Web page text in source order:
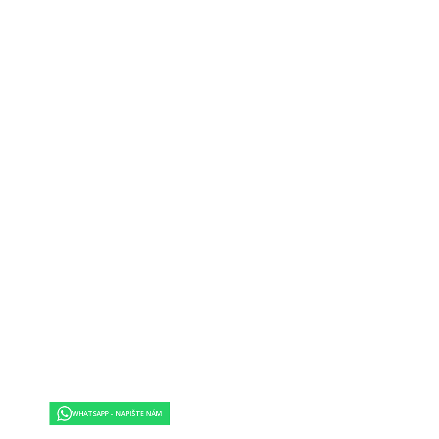
služby jsou závislé na ročním období a na místních klimatických podmínkách. Jazyky: angličtina a italština. Kreditní karty: Visa,
nebo manželskou postelí, dětskou postýlkou (případně za poplatek), vytápěním (centrálním), minibarem (za poplatek), balkónem,
a také centrálně řízenou klimatizací (od května do září). Koupelna se sprchou. Ručníky jsou měněny denně.
manželskou postelí nebo dvěma samostatnými lůžky, dětskou postýlkou (případně za poplatek), vytápěním (centrálním), minibarem (za
kanály a také centrálně řízenou klimatizací (od května do září). Koupelna se sprchou. Ručníky jsou měněny denně.
manželskou postelí nebo dvěma samostatnými lůžky, dětskou postýlkou (případně za poplatek), vytápěním (centrálním), minibarem (za
kanály a také centrálně řízenou klimatizací (od května do září). Koupelna se sprchou. Ručníky jsou měněny denně.
manželskou postelí nebo dvěma samostatnými lůžky, přistýlkou, dětskou postýlkou (případně za poplatek), vytápěním (centrálním),
TV s místními kanály a také centrálně řízenou klimatizací (od května do září). Koupelna se sprchou. Ručníky jsou měněny denně.
WHATSAPP - NAPIŠTE NÁM